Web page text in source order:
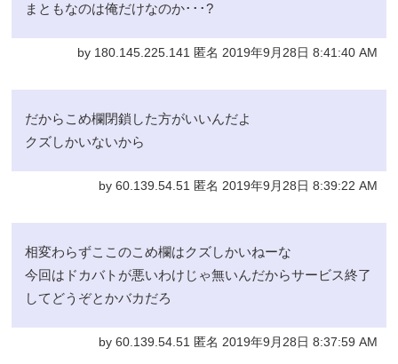
まともなのは俺だけなのか･･･?
by 180.145.225.141 匿名 2019年9月28日 8:41:40 AM
だからこめ欄閉鎖した方がいいんだよ
クズしかいないから
by 60.139.54.51 匿名 2019年9月28日 8:39:22 AM
相変わらずここのこめ欄はクズしかいねーな
今回はドカバトが悪いわけじゃ無いんだからサービス終了
してどうぞとかバカだろ
by 60.139.54.51 匿名 2019年9月28日 8:37:59 AM